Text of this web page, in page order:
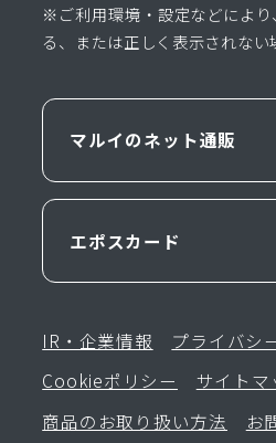
※ご利用環境・設定などによ
る、または正しく表示されない
マルイのネット通販
エポスカード
IR・企業情報
プライバシ
Cookieポリシー
サイトマ
商品のお取り扱い方法
お